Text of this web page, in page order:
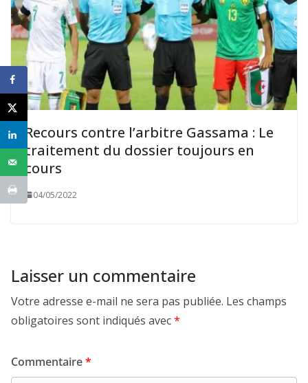
Recours contre l’arbitre Gassama : Le
traitement du dossier toujours en
cours
04/05/2022
Laisser un commentaire
Votre adresse e-mail ne sera pas publiée. Les champs
obligatoires sont indiqués avec*
Commentaire*